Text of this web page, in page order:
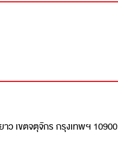
าว เขตจตุจักร กรุงเทพฯ 10900